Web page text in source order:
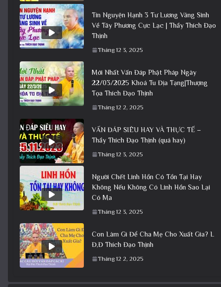
Tín Nguyện Hạnh 3 Tư Lương Vãng Sinh
Về Tây Phương Cực Lạc | Thầy Thích Đạo
Thịnh
Tháng 12 3, 2025
Mới Nhất Vấn Đáp Phật Pháp Ngày
22/03/2025 Khoá Tu Địa Tạng|Thượng
Tọa Thích Đạo Thịnh
Tháng 12 2, 2025
VẤN ĐÁP SIÊU HAY VÀ THỰC TẾ –
Thầy Thích Đạo Thịnh (quá hay)
Tháng 12 3, 2025
Người Chết Linh Hồn Có Tồn Tại Hay
Không Nếu Không Có Linh Hồn Sao Lại
Có Ma
Tháng 12 3, 2025
Con Làm Gì Để Cha Mẹ Cho Xuất Gia? L
Đ,Đ Thích Đạo Thịnh
Tháng 12 2, 2025